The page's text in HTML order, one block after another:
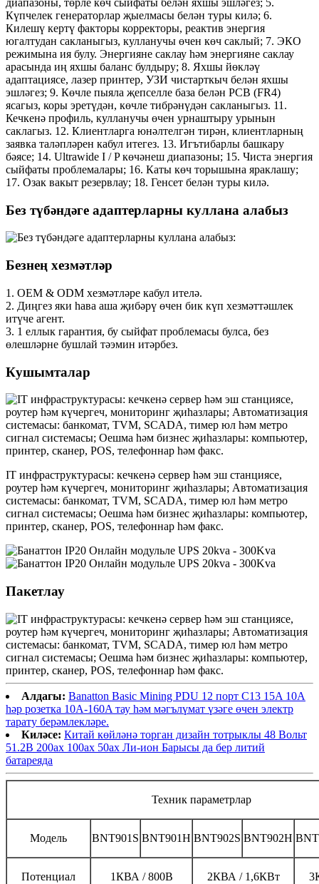
Без түбәндәге адаптерларны куллана алабыз
Безнең хезмәтләр
1. OEM & ODM хезмәтләре кабул ителә.
2. Диңгез яки һава аша җибәрү өчен бик күп хезмәттәшлек
итүче агент.
3. 1 еллык гарантия, бу сыйфат проблемасы булса, без
өлешләрне бушлай тәэмин итәрбез.
Кушымталар
IT инфраструктурасы: кечкенә сервер һәм эш станциясе,
роутер һәм күчергеч, мониторинг җиһазлары; Автоматизация
системасы: банкомат, TVM, SCADA, тимер юл һәм метро
сигнал системасы; Оешма һәм бизнес җиһазлары: компьютер,
принтер, сканер, POS, телефоннар һәм факс.
Пакетлау
Алдагы: Banatton Basic Mining PDU 12 порт C13 15A 10A
һәр розетка 10A-160A тау һәм мәгълүмат үзәге өчен электр
тарату берәмлекләре.
Киләсе: Китай көйләнә торган дизайн тотрыклы 48 Вольт
51.2В 200ах 100ах 50ах Ли-ион Барысы да бер литий
батареяда
Техник параметрлар
Модель BNT901S BNT901H BNT902S BNT902H
Потенциал 1КВА / 800В 2КВА / 1,6КВт